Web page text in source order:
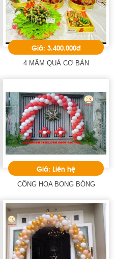
Giá: 3.400.000đ
4 MÂM QUẢ CƠ BẢN
Giá: Liên hệ
CỔNG HOA BONG BÓNG